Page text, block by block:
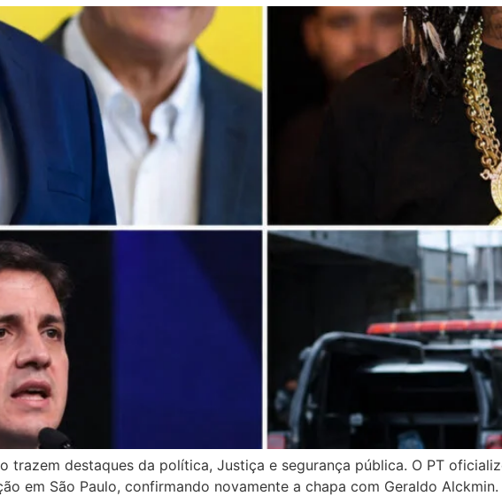
trazem destaques da política, Justiça e segurança pública. O PT
em São Paulo, confirmando novamente a chapa com Geraldo